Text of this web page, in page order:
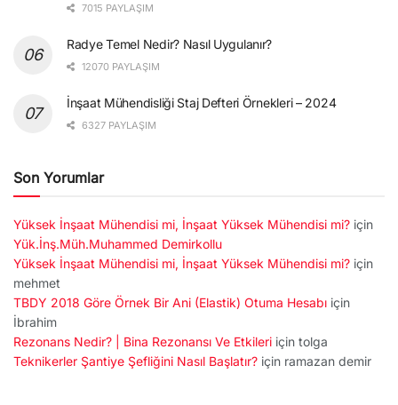
7015 PAYLAŞIM
Radye Temel Nedir? Nasıl Uygulanır?
12070 PAYLAŞIM
İnşaat Mühendisliği Staj Defteri Örnekleri – 2024
6327 PAYLAŞIM
Son Yorumlar
Yüksek İnşaat Mühendisi mi, İnşaat Yüksek Mühendisi mi? için
Yük.İnş.Müh.Muhammed Demirkollu
Yüksek İnşaat Mühendisi mi, İnşaat Yüksek Mühendisi mi? için
mehmet
TBDY 2018 Göre Örnek Bir Ani (Elastik) Otuma Hesabı için
İbrahim
Rezonans Nedir? | Bina Rezonansı Ve Etkileri için tolga
Teknikerler Şantiye Şefliğini Nasıl Başlatır? için ramazan demir